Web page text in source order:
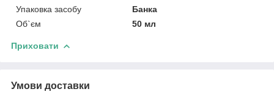
Упаковка засобу
Банка
Об`єм
50 мл
Приховати
Умови доставки